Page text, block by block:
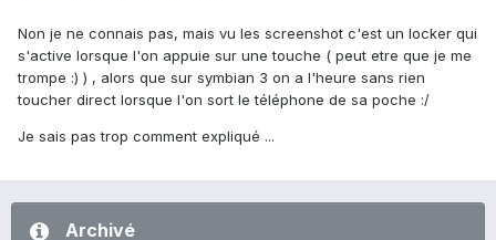
Non je ne connais pas, mais vu les screenshot c'est un locker qui
s'active lorsque l'on appuie sur une touche ( peut etre que je me
trompe :) ) , alors que sur symbian 3 on a l'heure sans rien
toucher direct lorsque l'on sort le téléphone de sa poche :/
Je sais pas trop comment expliqué ...
Archivé